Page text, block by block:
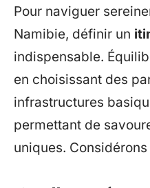
Pour naviguer
Namibie, définir un
indispensable.
en choisissant des
infrastructures
permettant de
uniques.